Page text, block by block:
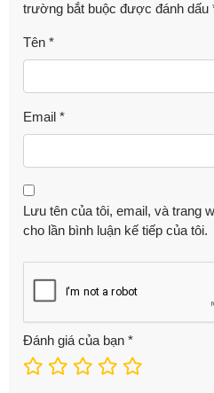
trường bắt buộc được đánh dấu
Tên *
Email *
Lưu tên của tôi, email, và trang
cho lần bình luận kế tiếp của tôi.
Đánh giá của bạn *